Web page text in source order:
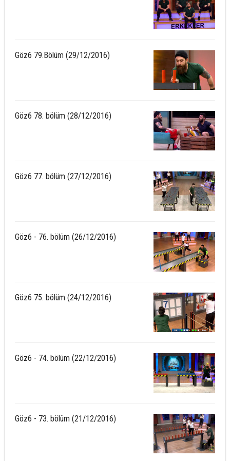
Göz6 79.Bölüm (29/12/2016)
Göz6 78. bölüm (28/12/2016)
Göz6 77. bölüm (27/12/2016)
Göz6 - 76. bölüm (26/12/2016)
Göz6 75. bölüm (24/12/2016)
Göz6 - 74. bölüm (22/12/2016)
Göz6 - 73. bölüm (21/12/2016)